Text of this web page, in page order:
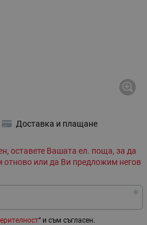
Доставка и плащане
оставете Вашата ел. поща, за да
или да Ви предложим негов
“ и съм съгласен.